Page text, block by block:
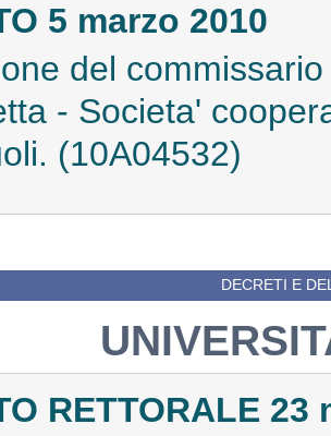
5 marzo 2010
del
- Societa'
(10A04532)
DECRETI E
RETTORALE 23